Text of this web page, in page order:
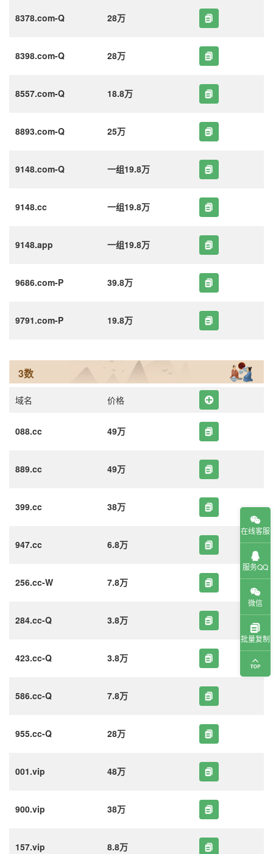
8378.com-Q 28万
8398.com-Q 28万
8557.com-Q 18.8万
8893.com-Q 25万
9148.com-Q 一组19.8万
9148.cc 一组19.8万
9148.app 一组19.8万
9686.com-P 39.8万
9791.com-P 19.8万
3数
域名 价格
088.cc 49万
889.cc 49万
399.cc 38万
947.cc 6.8万
256.cc-W 7.8万
284.cc-Q 3.8万
423.cc-Q 3.8万
586.cc-Q 7.8万
955.cc-Q 28万
001.vip 48万
900.vip 38万
157.vip 8.8万
在线客服
服务QQ
微信
批量复制